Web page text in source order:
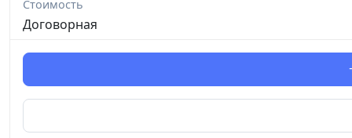
Стоимость
Договорная